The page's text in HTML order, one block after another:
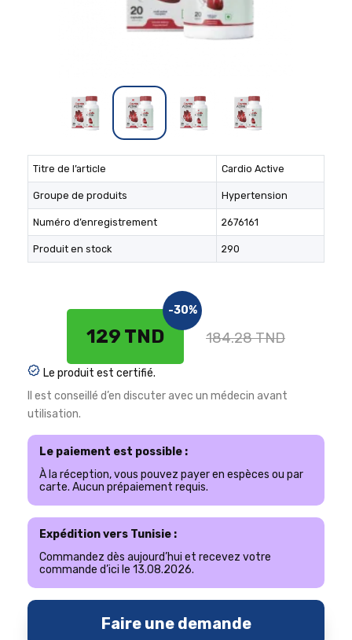
Titre de l’article Cardio Active
Groupe de produits Hypertension
Numéro d’enregistrement 2676161
Produit en stock 290
129 TND
-30%
184.28 TND
Le produit est certifié.
Il est conseillé d’en discuter avec un médecin avant
utilisation.
Le paiement est possible :
À la réception, vous pouvez payer en espèces ou par
carte. Aucun prépaiement requis.
Expédition vers Tunisie :
Commandez dès aujourd’hui et recevez votre
commande d’ici le 13.08.2026.
Faire une demande